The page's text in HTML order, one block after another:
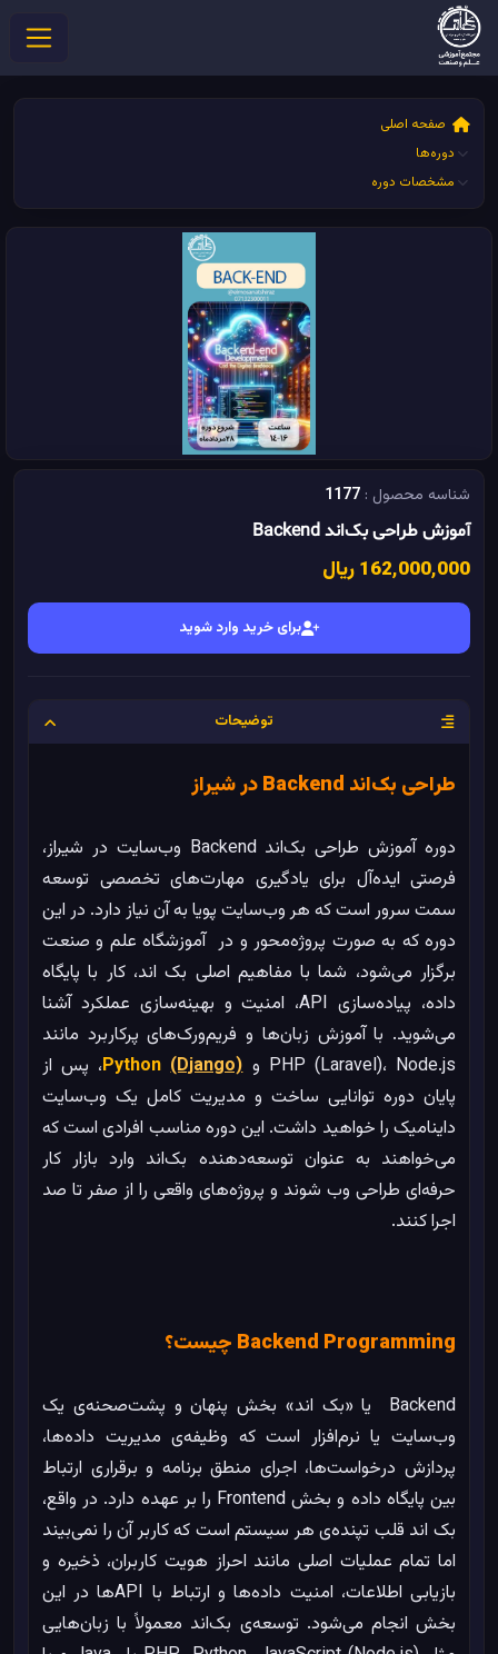
صفحه اصلی
دوره‌ها
مشخصات دوره
شناسه محصول : 1177
آموزش طراحی بک‌اند Backend
162٬000٬000 ریال
برای خرید وارد شوید
توضیحات
طراحی بک‌اند Backend در شیراز
دوره آموزش طراحی بک‌اند Backend وب‌سایت در شیراز،
فرصتی ایده‌آل برای یادگیری مهارت‌های تخصصی توسعه
سمت سرور است که هر وب‌سایت پویا به آن نیاز دارد. در این
دوره که به صورت پروژه‌محور و در آموزشگاه علم و صنعت
برگزار می‌شود، شما با مفاهیم اصلی بک‌ اند، کار با پایگاه
داده، پیاده‌سازی API، امنیت و بهینه‌سازی عملکرد آشنا
می‌شوید. با آموزش زبان‌ها و فریم‌ورک‌های پرکاربرد مانند
PHP (Laravel)، Node.js و
Python (Django)
، پس از
پایان دوره توانایی ساخت و مدیریت کامل یک وب‌سایت
داینامیک را خواهید داشت. این دوره مناسب افرادی است که
می‌خواهند به عنوان توسعه‌دهنده بک‌اند وارد بازار کار
حرفه‌ای طراحی وب شوند و پروژه‌های واقعی را از صفر تا صد
اجرا کنند.
Backend Programming چیست؟
Backend یا «بک ‌اند» بخش پنهان و پشت‌صحنه‌ی یک
وب‌سایت یا نرم‌افزار است که وظیفه‌ی مدیریت داده‌ها،
پردازش درخواست‌ها، اجرای منطق برنامه و برقراری ارتباط
بین پایگاه داده و بخش Frontend را بر عهده دارد. در واقع،
بک‌ اند قلب تپنده‌ی هر سیستم است که کاربر آن را نمی‌بیند
اما تمام عملیات اصلی مانند احراز هویت کاربران، ذخیره و
بازیابی اطلاعات، امنیت داده‌ها و ارتباط با APIها در این
بخش انجام می‌شود. توسعه‌ی بک‌اند معمولاً با زبان‌هایی